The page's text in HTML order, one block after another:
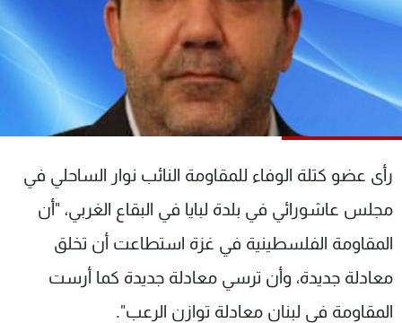
رأى عضو كتلة الوفاء للمقاومة النائب نوار الساحلي في
مجلس عاشورائي في بلدة لبايا في البقاع الغربي، "أن
المقاومة الفلسطينية في غزة استطاعت أن تخلق
معادلة جديدة، وأن ترسي معادلة جديدة كما أرست
المقاومة في لبنان معادلة توازن الرعب".
كأس العالم
البرامج
الترددات
الإنـتـاج
لاعلاناتكم
تواصل معنا
شروط الإسـتخدام
سياسة الخصوصية